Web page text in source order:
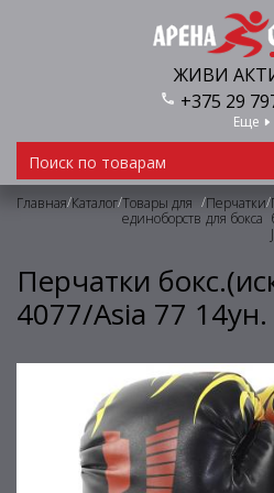
ЖИВИ
+375 29
Еще
Главная/Каталог/Товары для
единоборств
/Перчатки
для бокса
/
Перчатки
4077/Asia 77 14ун.